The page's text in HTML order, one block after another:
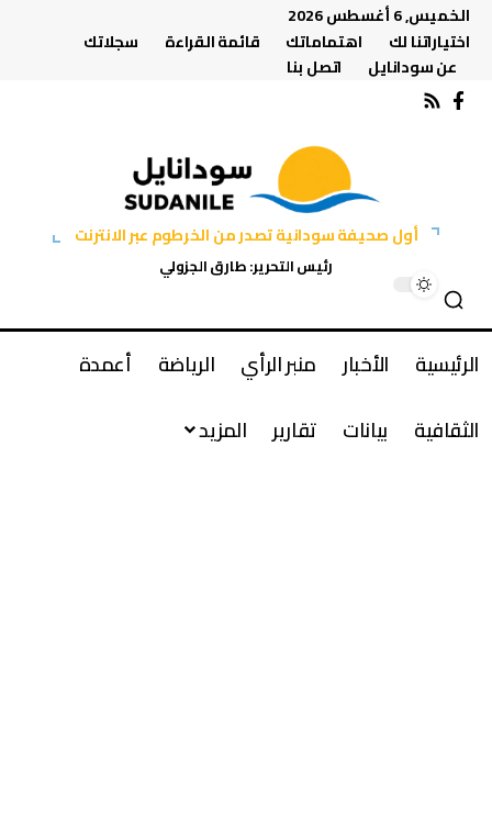
الخميس, 6 أغسطس 2026
اختياراتنا لك
اهتماماتك قائمة القراءة
سجلاتك
عن سودانايل
اتصل بنا
أول صحيفة سودانية تصدر من الخرطوم عبر الانترنت
رئيس التحرير: طارق الجزولي
الرئيسية الأخبار منبر الرأي الرياضة
أعمدة
الثقافية
بيانات تقارير المزيد